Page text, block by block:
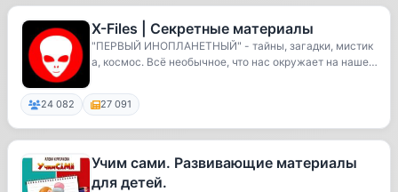
X-Files | Секретные материалы
"ПЕРВЫЙ ИНОПЛАНЕТНЫЙ" - тайны, загадки, мистик
а, космос. Всё необычное, что нас окружает на наше
24 082 27 091
Учим сами. Развивающие материалы
для детей.